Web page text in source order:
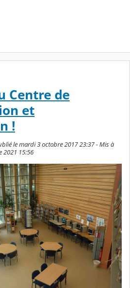
Centre de
et
!
le mardi 3 octobre 2017 23:37 - Mis à
2021 15:56